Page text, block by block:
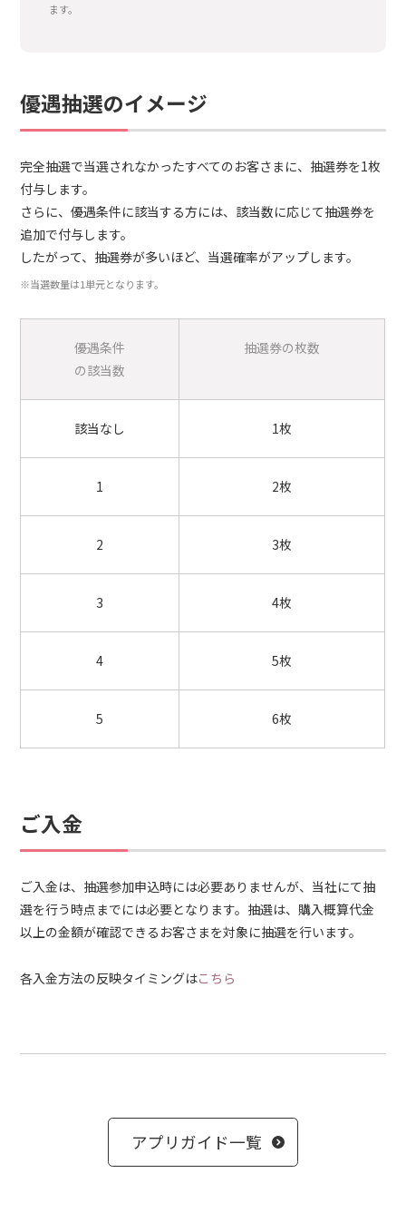
ます。
優遇抽選のイメージ
完全抽選で当選されなかったすべてのお客さまに、抽選券を1枚
付与します。
さらに、優遇条件に該当する方には、該当数に応じて抽選券を
追加で付与します。
したがって、抽選券が多いほど、当選確率がアップします。
※当選数量は1単元となります。
優遇条件
の該当数
抽選券の枚数
該当なし 1枚
1 2枚
2 3枚
3 4枚
4 5枚
5 6枚
ご入金
ご入金は、抽選参加申込時には必要ありませんが、当社にて抽
選を行う時点までには必要となります。抽選は、購入概算代金
以上の金額が確認できるお客さまを対象に抽選を行います。
各入金方法の反映タイミングはこちら
アプリガイド一覧